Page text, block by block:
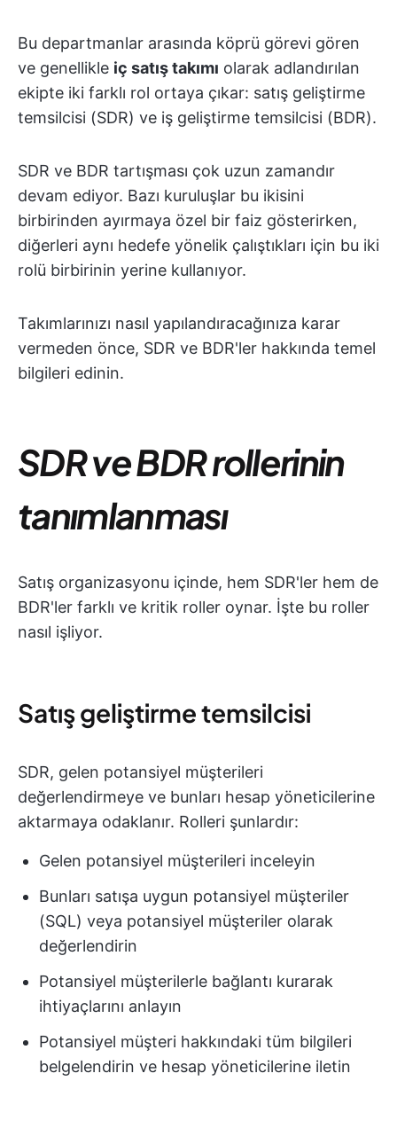
Bu departmanlar arasında köprü görevi gören
ve genellikle iç satış takımı olarak adlandırılan
ekipte iki farklı rol ortaya çıkar: satış geliştirme
temsilcisi (SDR) ve iş geliştirme temsilcisi (BDR).
SDR ve BDR tartışması çok uzun zamandır
devam ediyor. Bazı kuruluşlar bu ikisini
birbirinden ayırmaya özel bir faiz gösterirken,
diğerleri aynı hedefe yönelik çalıştıkları için bu iki
rolü birbirinin yerine kullanıyor.
Takımlarınızı nasıl yapılandıracağınıza karar
vermeden önce, SDR ve BDR'ler hakkında temel
bilgileri edinin.
SDR ve BDR rollerinin
tanımlanması
Satış organizasyonu içinde, hem SDR'ler hem de
BDR'ler farklı ve kritik roller oynar. İşte bu roller
nasıl işliyor.
Satış geliştirme temsilcisi
SDR, gelen potansiyel müşterileri
değerlendirmeye ve bunları hesap yöneticilerine
aktarmaya odaklanır. Rolleri şunlardır:
Gelen potansiyel müşterileri inceleyin
Bunları satışa uygun potansiyel müşteriler
(SQL) veya potansiyel müşteriler olarak
değerlendirin
Potansiyel müşterilerle bağlantı kurarak
ihtiyaçlarını anlayın
Potansiyel müşteri hakkındaki tüm bilgileri
belgelendirin ve hesap yöneticilerine iletin